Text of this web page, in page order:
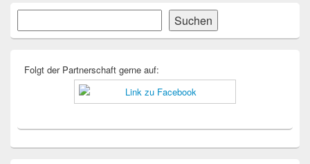
Primärer
Widgetbereich
Suchen
Folgt der Partnerschaft gerne auf: